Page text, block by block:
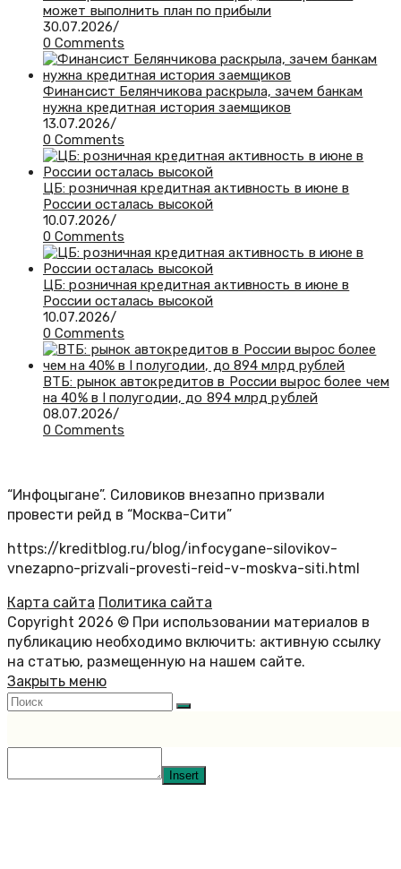
может выполнить план по прибыли
30.07.2026/
0 Comments
Финансист Белянчикова раскрыла, зачем банкам
нужна кредитная история заемщиков
13.07.2026/
0 Comments
ЦБ: розничная кредитная активность в июне в
России осталась высокой
10.07.2026/
0 Comments
ЦБ: розничная кредитная активность в июне в
России осталась высокой
10.07.2026/
0 Comments
ВТБ: рынок автокредитов в России вырос более чем
на 40% в I полугодии, до 894 млрд рублей
08.07.2026/
0 Comments
“Инфоцыгане”. Силовиков внезапно призвали
провести рейд в “Москва-Сити”
https://kreditblog.ru/blog/infocygane-silovikov-
vnezapno-prizvali-provesti-reid-v-moskva-siti.html
Карта сайта Политика сайта
Copyright 2026 © При использовании материалов в
публикацию необходимо включить: активную ссылку
на статью, размещенную на нашем сайте.
Закрыть меню
Insert